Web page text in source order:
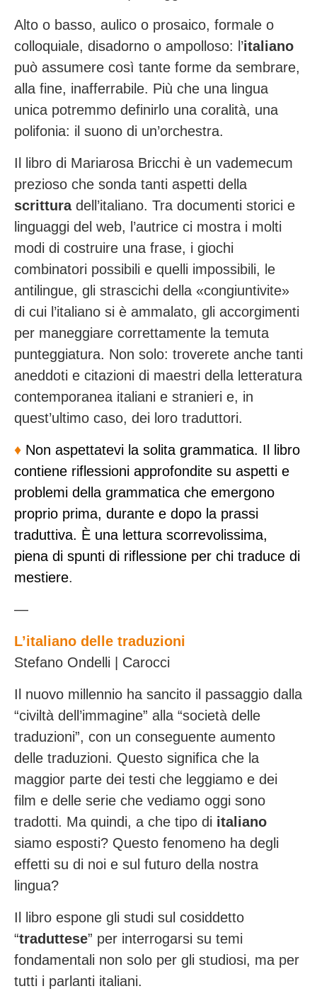
Alto o basso, aulico o prosaico, formale o
colloquiale, disadorno o ampolloso: l’italiano
può assumere così tante forme da sembrare,
alla fine, inafferrabile. Più che una lingua
unica potremmo definirlo una coralità, una
polifonia: il suono di un’orchestra.
Il libro di Mariarosa Bricchi è un vademecum
prezioso che sonda tanti aspetti della
scritturadell’italiano. Tra documenti storici e
linguaggi del web, l’autrice ci mostra i molti
modi di costruire una frase, i giochi
combinatori possibili e quelli impossibili, le
antilingue, gli strascichi della «congiuntivite»
di cui l’italiano si è ammalato, gli accorgimenti
per maneggiare correttamente la temuta
punteggiatura. Non solo: troverete anche tanti
aneddoti e citazioni di maestri della letteratura
contemporanea italiani e stranieri e, in
quest’ultimo caso, dei loro traduttori.
♦️ Non aspettatevi la solita grammatica. Il libro
contiene riflessioni approfondite su aspetti e
problemi della grammatica che emergono
proprio prima, durante e dopo la prassi
traduttiva. È una lettura scorrevolissima,
piena di spunti di riflessione per chi traduce di
mestiere.
—
L’italiano delle traduzioni
Stefano Ondelli | Carocci
Il nuovo millennio ha sancito il passaggio dalla
“civiltà dell’immagine” alla “società delle
traduzioni”, con un conseguente aumento
delle traduzioni. Questo significa che la
maggior parte dei testi che leggiamo e dei
film e delle serie che vediamo oggi sono
tradotti. Ma quindi, a che tipo di italiano
siamo esposti? Questo fenomeno ha degli
effetti su di noi e sul futuro della nostra
lingua?
Il libro espone gli studi sul cosiddetto
“traduttese” per interrogarsi su temi
fondamentali non solo per gli studiosi, ma per
tutti i parlanti italiani.